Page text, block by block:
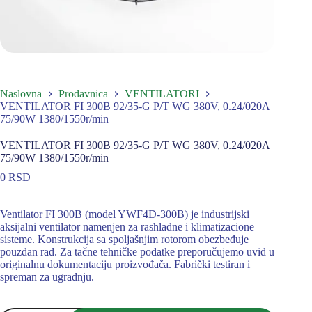
Naslovna Prodavnica
VENTILATORI
VENTILATOR FI 300B 92/35-G P/T WG 380V, 0.24/020A
75/90W 1380/1550r/min
VENTILATOR FI 300B 92/35-G P/T WG 380V, 0.24/020A
75/90W 1380/1550r/min
0 RSD
Ventilator FI 300B (model YWF4D-300B) je industrijski
aksijalni ventilator namenjen za rashladne i klimatizacione
sisteme. Konstrukcija sa spoljašnjim rotorom obezbeđuje
pouzdan rad. Za tačne tehničke podatke preporučujemo uvid u
originalnu dokumentaciju proizvođača. Fabrički testiran i
spreman za ugradnju.